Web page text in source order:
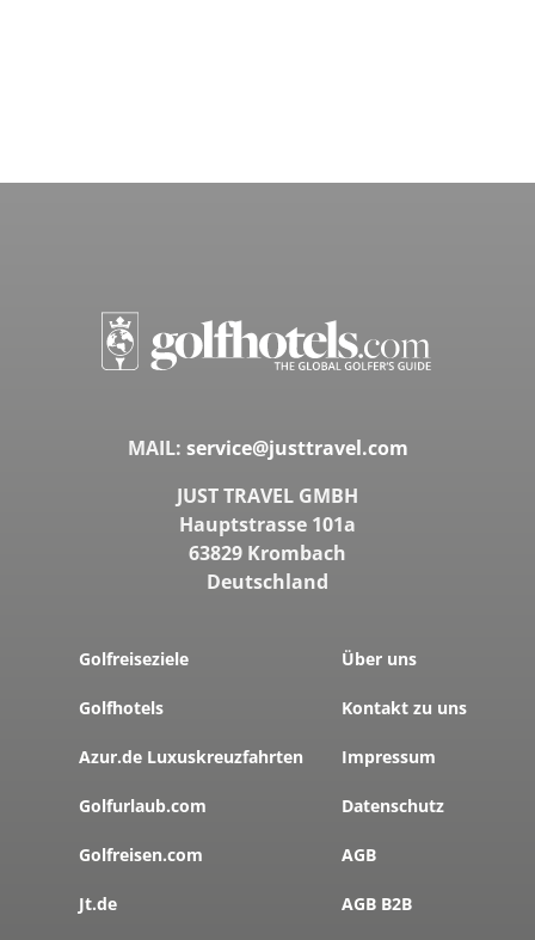
MAIL: service@justtravel.com
JUST TRAVEL GMBH
Hauptstrasse 101a
63829 Krombach
Deutschland
Golfreiseziele
Golfhotels
Azur.de Luxuskreuzfahrten
Golfurlaub.com
Golfreisen.com
Jt.de
Über uns
Kontakt zu uns
Impressum
Datenschutz
AGB
AGB B2B